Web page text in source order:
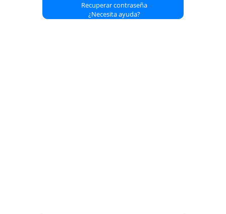
Recuperar contraseña
¿Necesita ayuda?